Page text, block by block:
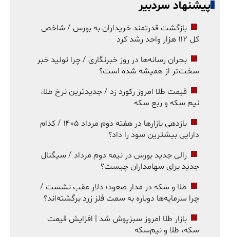
پیشنهاد سردبیر
بازگشت قدرتمند خریداران به بورس / شاخص
کل ۱۱۲ هزار واحد رشد کرد
بحران رسانه‌ها در روز خبرنگاری / چرا تولید خبر
سخت‌تر از همیشه شده است؟
قیمت طلا امروز رکورد زد / جدیدترین نرخ طلا،
نیم سکه و ربع سکه
بازدهی بازارها در هفته دوم مرداد ۱۴۰۵ / کدام
دارایی بیشترین سود را داد؟
رالی جدید بورس در نیمه دوم مرداد / سیگنال
جدید برای سهامداران چیست؟
طلا و سکه در مدار صعود؛ دلار عقب نشست /
چرا سرمایه‌ها دوباره به سمت فلز زرد برگشته‌اند؟
بازار طلا امروز سبزپوش شد | افزایش قیمت
سکه، طلا و نیم‌سکه